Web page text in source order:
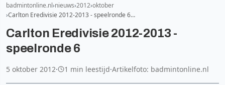
badmintonline.nl nieuws 2012 oktober
Carlton Eredivisie 2012-2013 - speelronde 6…
Carlton Eredivisie 2012-2013 -
speelronde 6
5 oktober 2012· 1 min leestijd·Artikelfoto: badmintonline.nl